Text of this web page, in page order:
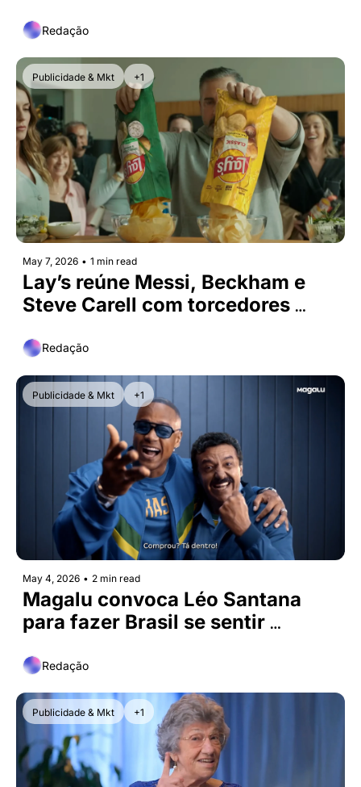
Redação
Publicidade & Mkt +1
May 7, 2026 • 1 min read
Lay’s reúne Messi, Beckham e
Steve Carell com torcedores
Redação
Publicidade & Mkt +1
May 4, 2026 • 2 min read
Magalu convoca Léo Santana
para fazer Brasil se sentir
Redação
Publicidade & Mkt +1